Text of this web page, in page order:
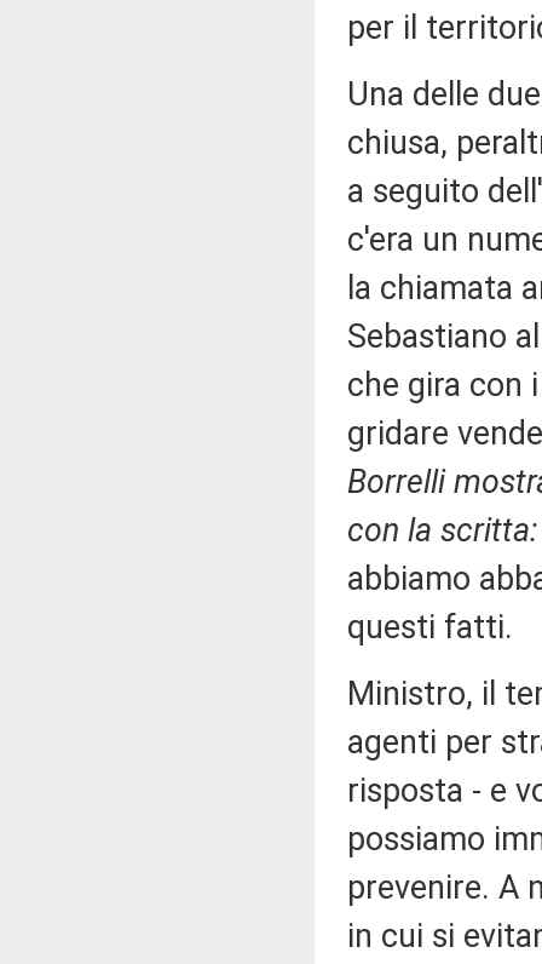
per il
Una delle
chiusa,
a seguito
c'era un
la chiamata
Sebastiano
che gira con
gridare
Borrelli
con la scritta:
abbiamo
questi fatti.
Ministro, il
agenti per
risposta - e
possiamo
prevenire. A
in cui si